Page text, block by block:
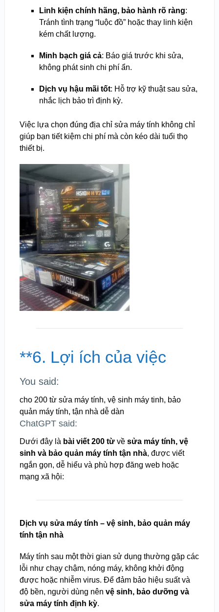
Linh kiện chính hãng, bảo hành rõ ràng:
Tránh tình trạng “luộc đồ” hoặc thay linh kiện
kém chất lượng.
Minh bạch giá cả: Báo giá trước khi sửa,
không phát sinh chi phí ẩn.
Dịch vụ hậu mãi tốt: Hỗ trợ kỹ thuật sau sửa,
nhắc lịch bảo trì định kỳ.
Việc lựa chọn đúng địa chỉ sửa máy tính không chỉ
giúp bạn tiết kiệm chi phí mà còn kéo dài tuổi thọ
thiết bị.
**6. Lợi ích của việc
You said:
cho 200 từ sửa máy tính, vệ sinh máy tinh, bảo
quản máy tính, tận nhà dễ dàn
ChatGPT said:
Dưới đây là bài viết 200 từvề sửa máy tính, vệ
sinh và bảo quản máy tính tận nhà, được viết
ngắn gọn, dễ hiểu và phù hợp đăng web hoặc
mạng xã hội:
Dịch vụ sửa máy tính – vệ sinh, bảo quản máy
tính tận nhà
Máy tính sau một thời gian sử dụng thường gặp các
lỗi như chạy chậm, nóng máy, không khởi động
được hoặc nhiễm virus. Để đảm bảo hiệu suất và
độ bền, người dùng nên vệ sinh, bảo dưỡng và
sửa máy tính định kỳ.